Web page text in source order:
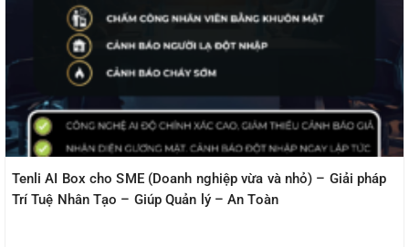
Tenli AI Box cho SME (Doanh nghiệp vừa và nhỏ) – Giải pháp
Trí Tuệ Nhân Tạo – Giúp Quản lý – An Toàn